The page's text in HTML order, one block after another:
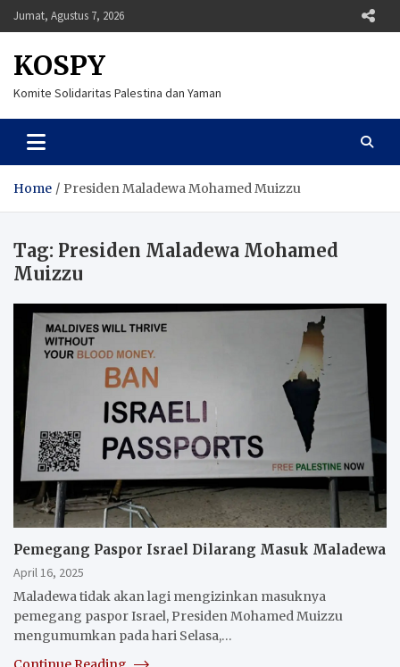
Skip
to
Jumat, Agustus 7, 2026
KOSPY
Komite Solidaritas Palestina dan Yaman
Home Presiden Maladewa Mohamed Muizzu
Tag: Presiden Maladewa Mohamed
Muizzu
Pemegang Paspor Israel Dilarang Masuk Maladewa
April 16, 2025
Maladewa tidak akan lagi mengizinkan masuknya
pemegang paspor Israel, Presiden Mohamed Muizzu
mengumumkan pada hari Selasa,…